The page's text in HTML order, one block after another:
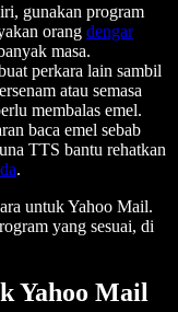
gunakan program
orang dengar
masa.
perkara lain sambil
atau semasa
membalas emel.
baca emel sebab
TTS bantu rehatkan
.
untuk Yahoo Mail.
yang sesuai, di
Yahoo Mail